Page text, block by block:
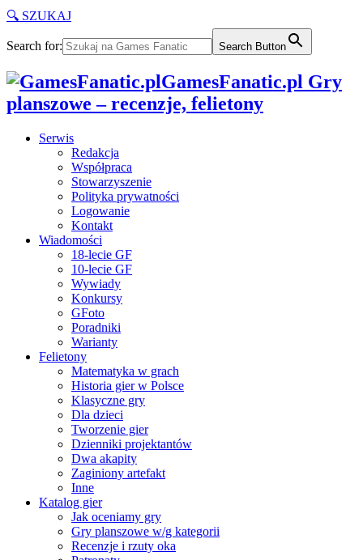
🔍 SZUKAJ
Search for: Search Button
GamesFanatic.pl Gry
planszowe – recenzje, felietony
Serwis
Redakcja
Współpraca
Stowarzyszenie
Polityka prywatności
Logowanie
Kontakt
Wiadomości
18-lecie GF
10-lecie GF
Wywiady
Konkursy
GFoto
Poradniki
Warianty
Felietony
Matematyka w grach
Historia gier w Polsce
Klasyczne gry
Dla dzieci
Tworzenie gier
Dzienniki projektantów
Dwa akapity
Zaginiony artefakt
Inne
Katalog gier
Jak oceniamy gry
Gry planszowe w/g kategorii
Recenzje i rzuty oka